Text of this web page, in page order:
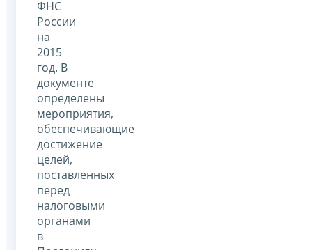
ФНС
России
на
2015
год. В
документе
определены
мероприятия,
обеспечивающие
достижение
целей,
поставленных
перед
налоговыми
органами
в